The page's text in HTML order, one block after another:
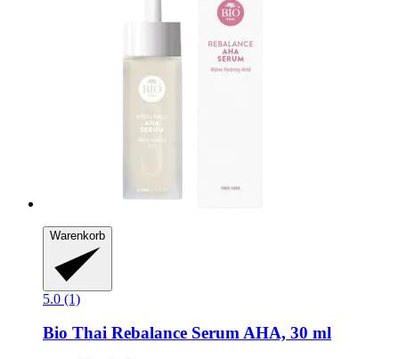
Warenkorb
5.0 (1)
Bio Thai Rebalance Serum AHA, 30 ml